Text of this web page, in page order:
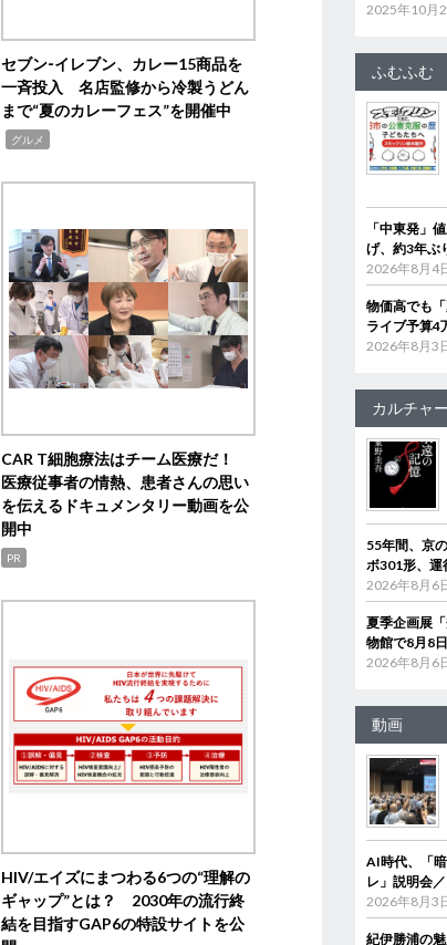
セブン‐イレブン、カレー15商品を
一斉投入 名店監修から冷製うどん
まで“夏のカレーフェス”を開催中
グルメ
CAR T細胞療法はチーム医療だ！
医療従事者の情熱、患者さんの思い
を伝えるドキュメンタリー動画を公
開中
PR
HIV/エイズにまつわる6つの“理解の
ギャップ”とは？ 2030年の流行終
結を目指すGAP6の特設サイトを公
2025年10月
ふむふむ
「中東発」
げ、約3年ぶ
2026年8月4
物価高でも
ライブ予算4
2026年8月3
カルチャー
55年間、京
ボ301形、運
2026年8月6
夏季企画展
物館で8月8
2026年8月6
動画
AI時代、「
レ」説明会
2026年8月3
紀伊勝浦の